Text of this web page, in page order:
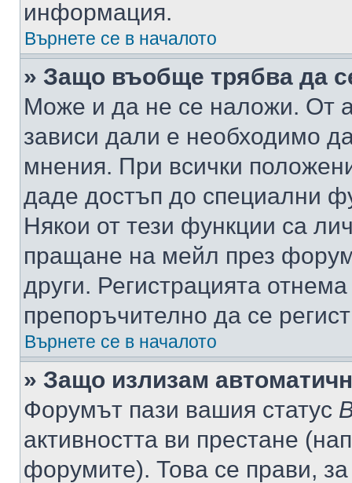
информация.
Върнете се в началото
» Защо въобще трябва да
Може и да не се наложи. От
зависи дали е необходимо
мнения. При всички
даде достъп до специални
Някои от тези функции са
пращане на мейл през
други. Регистрацията
препоръчително да се
Върнете се в началото
» Защо излизам
Форумът пази вашия статус
активността ви престане
форумите). Това се прави,